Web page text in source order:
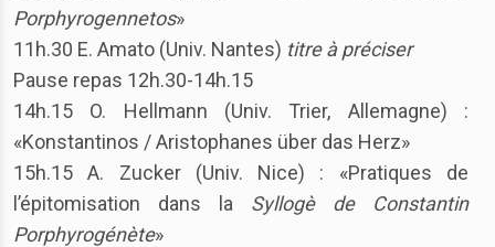
Porphyrogennetos»
11h.30 E. Amato (Univ. Nantes) titre à préciser
Pause repas 12h.30-14h.15
14h.15 O. Hellmann (Univ. Trier, Allemagne) :
«Konstantinos / Aristophanes über das Herz»
15h.15 A. Zucker (Univ. Nice) : «Pratiques de
l’épitomisation dans la Syllogè de Constantin
Porphyrogénète»